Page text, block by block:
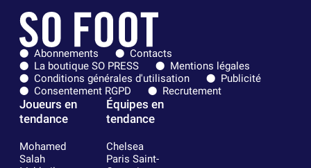
Abonnements
Contacts
La boutique SO PRESS
Mentions légales
Conditions générales d'utilisation
Publicité
Consentement RGPD
Recrutement
Joueurs en
tendance
Mohamed
Salah
Équipes en
tendance
Chelsea
Paris Saint-